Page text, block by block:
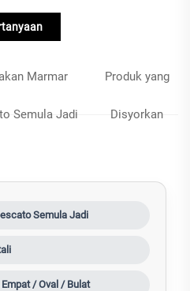
Marmar
Semula Jadi
Produk yang
Disyorkan
Semula Jadi
/ Oval / Bulat